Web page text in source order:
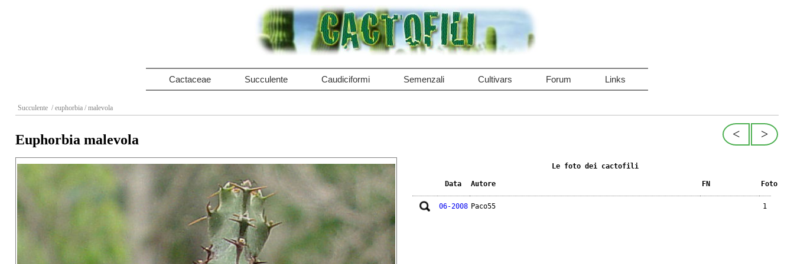
Cactaceae Succulente Caudiciformi Semenzali Cultivars Forum Links
Succulente / euphorbia / malevola
>
<
Euphorbia malevola
Le foto dei cactofili
Data Autore FN Foto
06-2008 Paco55 1